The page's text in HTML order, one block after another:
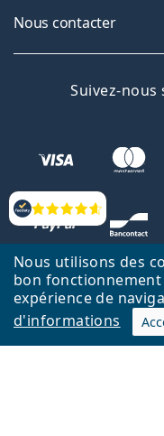
Nous utilisons des
bon
expérience de
d'informations
Évaluation
Nous contacter
Suivez-nous
Retour à la page